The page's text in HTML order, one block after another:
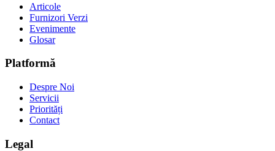
Articole
Furnizori Verzi
Evenimente
Glosar
Platformă
Despre Noi
Servicii
Priorități
Contact
Legal